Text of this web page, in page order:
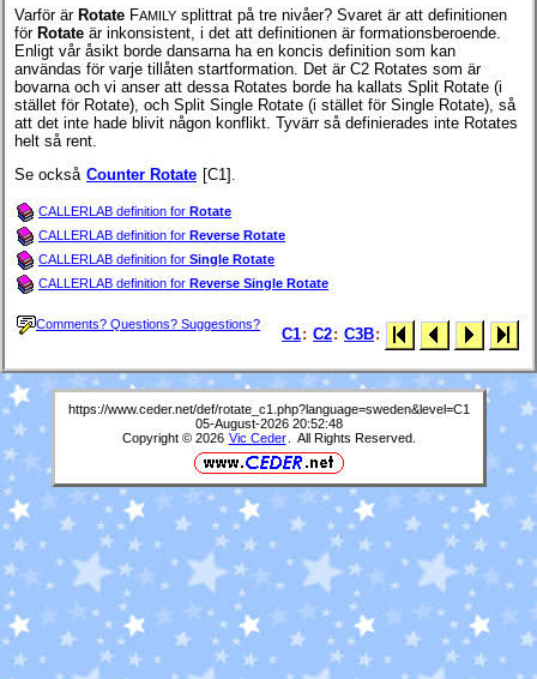
Varför är Rotate FAMILY splittrat på tre nivåer? Svaret är att definitionen
för Rotate är inkonsistent, i det att definitionen är formationsberoende.
Enligt vår åsikt borde dansarna ha en koncis definition som kan
användas för varje tillåten startformation. Det är C2 Rotates som är
bovarna och vi anser att dessa Rotates borde ha kallats Split Rotate (i
stället för Rotate), och Split Single Rotate (i stället för Single Rotate), så
att det inte hade blivit någon konflikt. Tyvärr så definierades inte Rotates
helt så rent.
Se också Counter Rotate [C1].
CALLERLAB definition for Rotate
CALLERLAB definition for Reverse Rotate
CALLERLAB definition for Single Rotate
CALLERLAB definition for Reverse Single Rotate
Comments? Questions? Suggestions?
C1: C2: C3B:
https://www.ceder.net/def/rotate_c1.php?language=sweden&level=C1
05-August-2026 20:52:48
Copyright © 2026 Vic Ceder . All Rights Reserved.